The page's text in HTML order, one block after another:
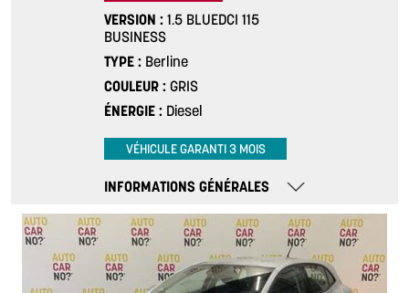
VERSION
1.5 BLUEDCI 115
BUSINESS
TYPE
Berline
COULEUR
GRIS
ÉNERGIE
Diesel
VÉHICULE GARANTI 3 MOIS
INFORMATIONS GÉNÉRALES